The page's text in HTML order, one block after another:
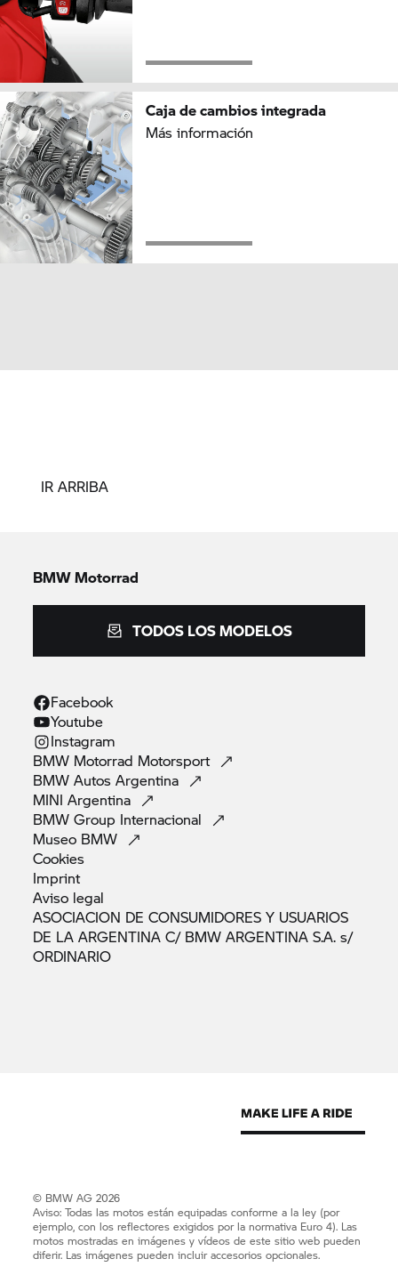
Caja de cambios integrada
Más información
IR ARRIBA
BMW Motorrad
TODOS LOS MODELOS
Facebook
Youtube
Instagram
BMW Motorrad Motorsport
BMW AutosArgentina
MINIArgentina
BMW Group Internacional
Museo BMW
Cookies
Imprint
Aviso legal
ASOCIACION DE CONSUMIDORES Y USUARIOS
DE LA ARGENTINA C/ BMW ARGENTINA S.A. s/
ORDINARIO
© BMW AG 2026
Aviso: Todas las motos están equipadas conforme a la ley (por
ejemplo, con los reflectores exigidos por la normativa Euro 4). Las
motos mostradas en imágenes y vídeos de este sitio web pueden
diferir. Las imágenes pueden incluir accesorios opcionales.